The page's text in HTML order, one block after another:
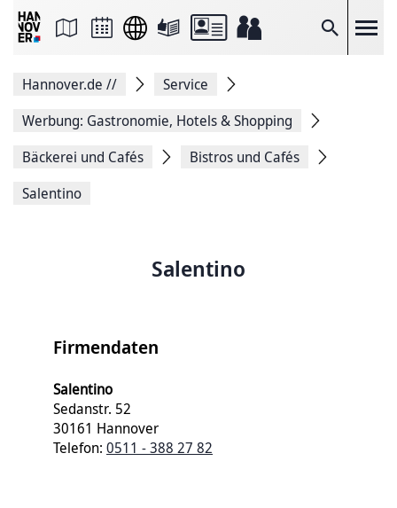
Suche
Seite
Facebook
teilen
Seitenlink
Seite
Hannover.de //
Service
Werbung: Gastronomie, Hotels & Shopping
Bäckerei und Cafés
Bistros und Cafés
Salentino
Salentino
Firmendaten
Salentino
Sedanstr. 52
30161 Hannover
Telefon: 0511 - 388 27 82